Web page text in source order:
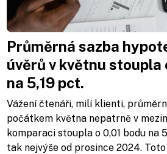
Průměrná sazba
úvěrů v květnu stoupla
na 5,19 pct.
Vážení čtenáři, milí klienti,
počátkem května nepatrně v
komparaci stoupla o 0,01 bodu na
tak nejvýše od prosince 2024.